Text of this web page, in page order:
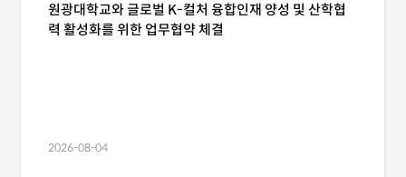
원광대학교와 글로벌 K-컬처 융합인재 양성 및 산학협
력 활성화를 위한 업무협약 체결
2026-08-04